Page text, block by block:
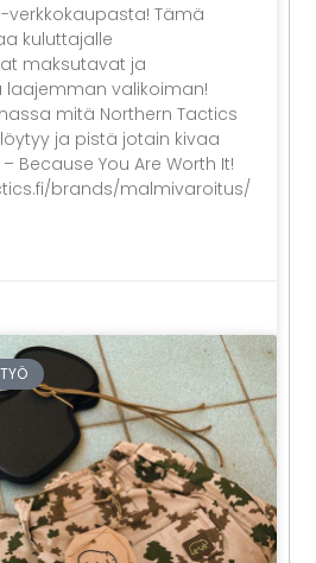
verkkokaupasta! Tämä
kuluttajalle
maksutavat ja
laajemman valikoiman!
mitä Northern Tactics
ja pistä jotain kivaa
Because You Are Worth It!
brands/malmivaroitus/